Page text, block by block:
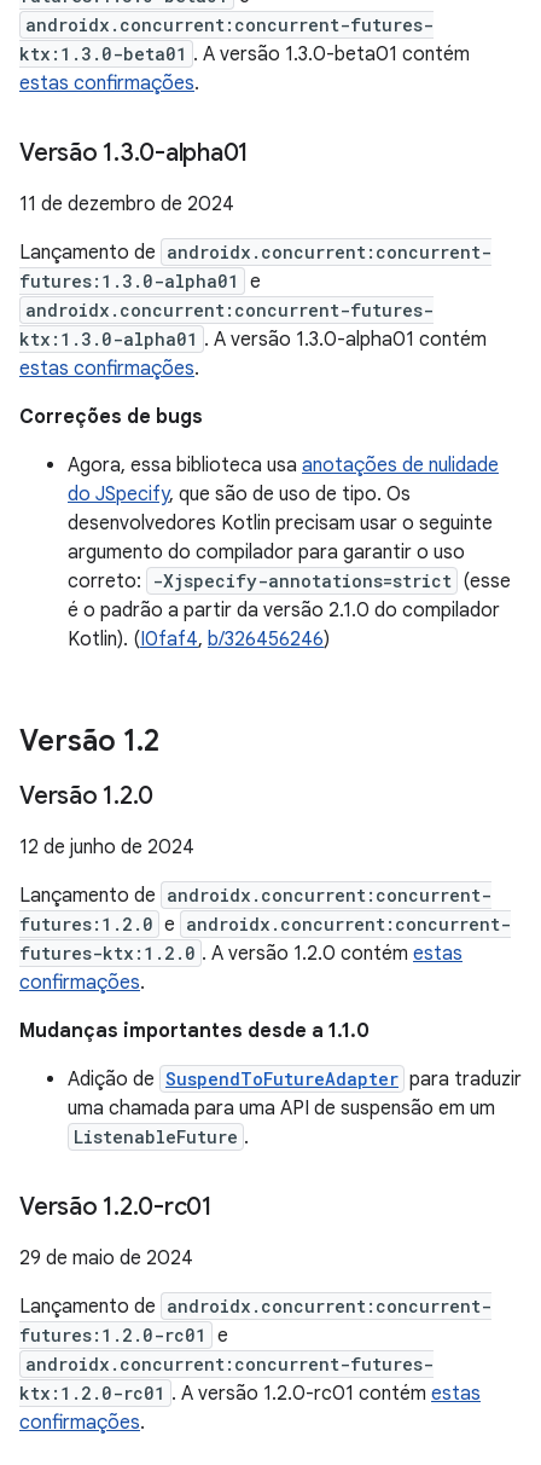
androidx.concurrent:concurrent-futures-
ktx:1.3.0-beta01 . A versão 1.3.0-beta01 contém
estas confirmações.
Versão 1.3.0-alpha01
11 de dezembro de 2024
Lançamento de androidx.concurrent:concurrent-
futures:1.3.0-alpha01
e
androidx.concurrent:concurrent-futures-
ktx:1.3.0-alpha01 . A versão 1.3.0-alpha01 contém
estas confirmações.
Correções de bugs
Agora, essa biblioteca usa anotações de nulidade
do JSpecify, que são de uso de tipo. Os
desenvolvedores Kotlin precisam usar o seguinte
argumento do compilador para garantir o uso
correto:
-Xjspecify-annotations=strict (esse
é o padrão a partir da versão 2.1.0 do compilador
Kotlin). (I0faf4, b/326456246)
Versão 1.2
Versão 1.2.0
12 de junho de 2024
Lançamento de androidx.concurrent:concurrent-
futures:1.2.0 e androidx.concurrent:concurrent-
futures-ktx:1.2.0 . A versão 1.2.0 contém estas
confirmações.
Mudanças importantes desde a 1.1.0
Adição de SuspendToFutureAdapter para traduzir
uma chamada para uma API de suspensão em um
ListenableFuture .
Versão 1.2.0-rc01
29 de maio de 2024
Lançamento de androidx.concurrent:concurrent-
futures:1.2.0-rc01
e
androidx.concurrent:concurrent-futures-
ktx:1.2.0-rc01 . A versão 1.2.0-rc01 contém estas
confirmações.